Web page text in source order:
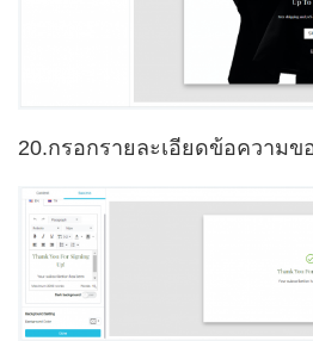
20.กรอกรายละเอียดข้อความข